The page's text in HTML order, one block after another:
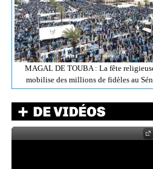
MAGAL DE TOUBA : La fête
mobilise des millions de fidèles au